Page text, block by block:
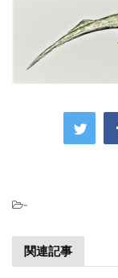
-
関連記事